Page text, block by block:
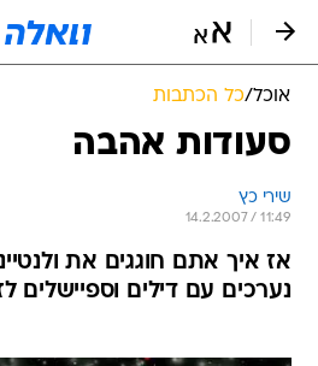
אוכל/כל הכתבות
סעודות אהבה
שירי כץ
14.2.2007 / 11:49
אז איך אתם חוגגים את
נערכים עם דילים וספיישלים